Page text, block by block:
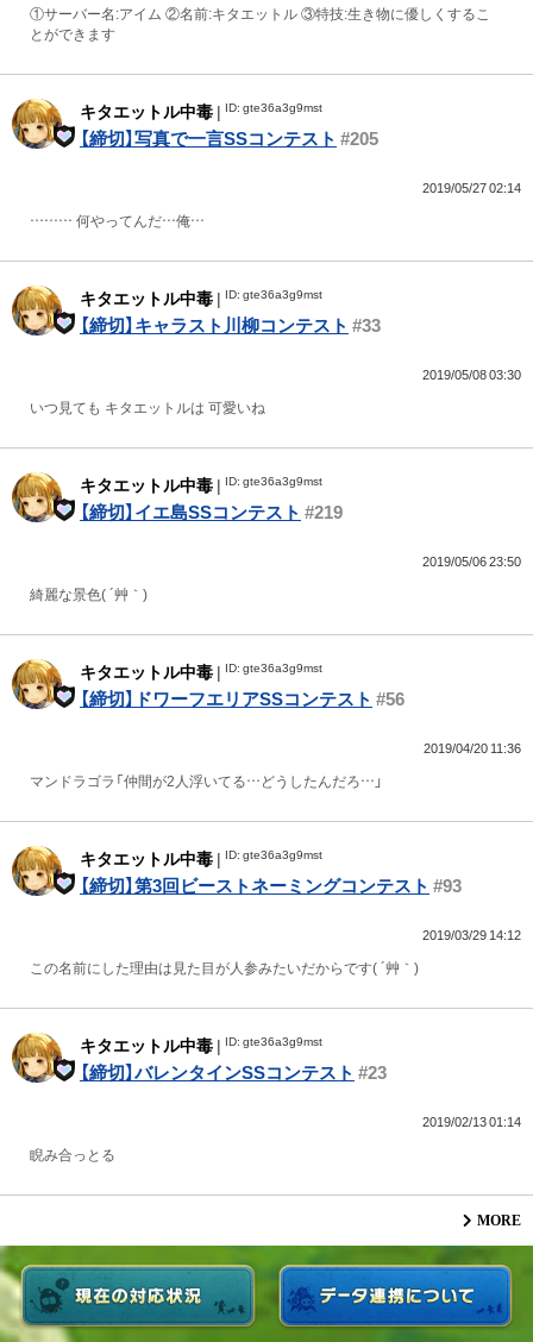
①サーバー名:アイム ②名前:キタエットル ③特技:生き物に優しくするこ
とができます
キタエットル中毒 | ID: gte36a3g9mst
【締切】写真で一言SSコンテスト #205
2019/05/27 02:14
……… 何やってんだ…俺…
キタエットル中毒 | ID: gte36a3g9mst
【締切】キャラスト川柳コンテスト #33
2019/05/08 03:30
いつ見ても キタエットルは 可愛いね
キタエットル中毒 | ID: gte36a3g9mst
【締切】イエ島SSコンテスト #219
2019/05/06 23:50
綺麗な景色( ´艸｀)
キタエットル中毒 | ID: gte36a3g9mst
【締切】ドワーフエリアSSコンテスト #56
2019/04/20 11:36
マンドラゴラ「仲間が2人浮いてる…どうしたんだろ…」
キタエットル中毒 | ID: gte36a3g9mst
【締切】第3回ビーストネーミングコンテスト #93
2019/03/29 14:12
この名前にした理由は見た目が人参みたいだからです( ´艸｀)
キタエットル中毒 | ID: gte36a3g9mst
【締切】バレンタインSSコンテスト #23
2019/02/13 01:14
睨み合っとる
MORE